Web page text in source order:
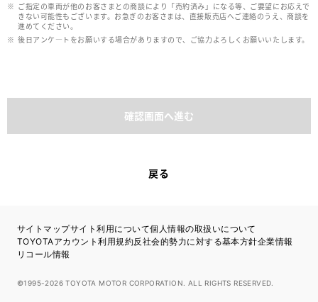
ご指定の車両が他のお客さまとの商談により「売約済み」になる等、ご要望にお応えで
きない可能性もございます。お急ぎのお客さまは、直接販売店へご連絡のうえ、商談を
進めてください。
後日アンケ―トをお願いする場合がありますので、ご協力よろしくお願いいたします。
確認画面へ進む
戻る
サイトマップサイト利用について個人情報の取扱いについて
TOYOTAアカウント利用規約反社会的勢力に対する基本方針企業情報
リコール情報
©1995-2026 TOYOTA MOTOR CORPORATION. ALL RIGHTS RESERVED.